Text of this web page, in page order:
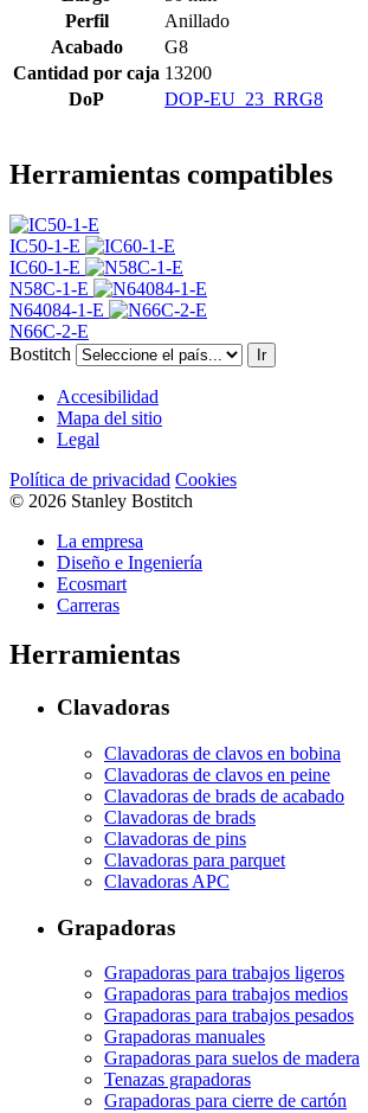
Perfil
Anillado
Acabado
G8
Cantidad por caja 13200
DoP
DOP-EU_23_RRG8
Herramientas compatibles
IC50-1-E
IC60-1-E
N58C-1-E
N64084-1-E
N66C-2-E
Bostitch
Ir
Accesibilidad
Mapa del sitio
Legal
Política de privacidad Cookies
© 2026 Stanley Bostitch
La empresa
Diseño e Ingeniería
Ecosmart
Carreras
Herramientas
Clavadoras
Clavadoras de clavos en bobina
Clavadoras de clavos en peine
Clavadoras de brads de acabado
Clavadoras de brads
Clavadoras de pins
Clavadoras para parquet
Clavadoras APC
Grapadoras
Grapadoras para trabajos ligeros
Grapadoras para trabajos medios
Grapadoras para trabajos pesados
Grapadoras manuales
Grapadoras para suelos de madera
Tenazas grapadoras
Grapadoras para cierre de cartón